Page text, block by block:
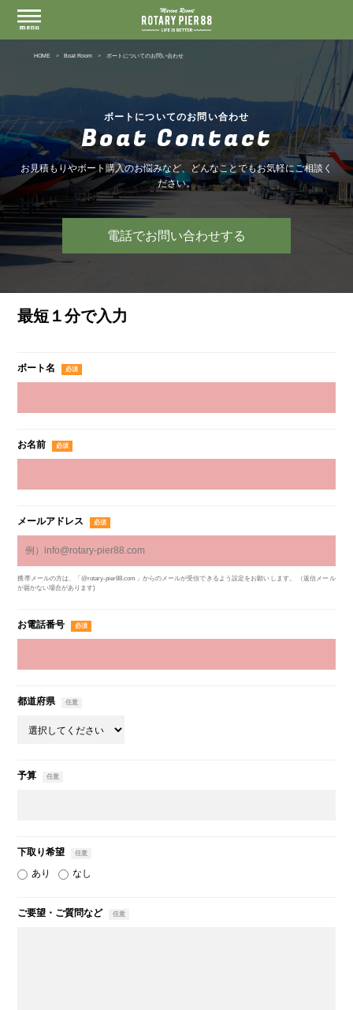
HOME Boat Room ボートについてのお問い合わせ
ボートについてのお問い合わせ
Boat Contact
お見積もりやボート購入のお悩みなど、どんなことでもお気軽にご相談く
ださい。
電話でお問い合わせする
最短１分で入力
ボート名
お名前
メールアドレス
携帯メールの方は、「@rotary-pier88.com」からのメールが受信できるよう設定をお願いします。 （返信メール
が届かない場合があります)
お電話番号
都道府県
予算
下取り希望
あり
なし
ご要望・ご質問など